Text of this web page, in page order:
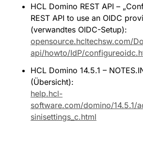
HCL Domino REST API –
REST API to use an OIDC
(verwandtes OIDC-Setup):
opensource.hcltechsw.com/
api/howto/IdP/
HCL Domino 14.5.1 –
(Übersicht):
help.hcl-
software.com/domino/14.5.1/
sinisettings_c.html